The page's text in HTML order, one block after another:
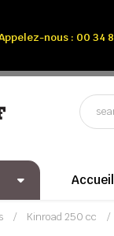
nous : 00 34
Accueil
Kinroad 250 cc